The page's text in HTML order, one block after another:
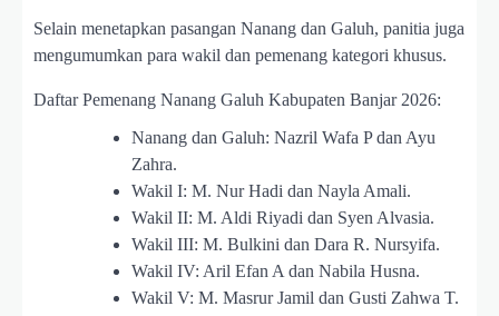
Selain menetapkan pasangan Nanang dan Galuh, panitia juga
mengumumkan para wakil dan pemenang kategori khusus.
Daftar Pemenang Nanang Galuh Kabupaten Banjar 2026:
Nanang dan Galuh: Nazril Wafa P dan Ayu
Zahra.
Wakil I: M. Nur Hadi dan Nayla Amali.
Wakil II: M. Aldi Riyadi dan Syen Alvasia.
Wakil III: M. Bulkini dan Dara R. Nursyifa.
Wakil IV: Aril Efan A dan Nabila Husna.
Wakil V: M. Masrur Jamil dan Gusti Zahwa T.